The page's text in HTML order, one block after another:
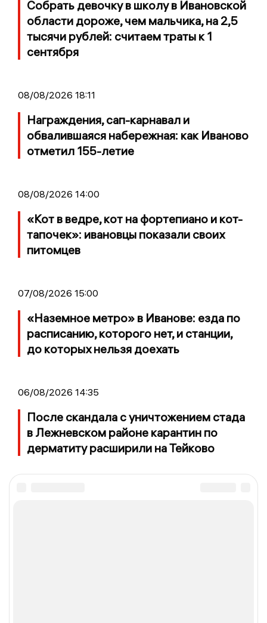
Собрать девочку в школу в Ивановской
области дороже, чем мальчика, на 2,5
тысячи рублей: считаем траты к 1
сентября
08/08/2026 18:11
Награждения, сап-карнавал и
обвалившаяся набережная: как Иваново
отметил 155-летие
08/08/2026 14:00
«Кот в ведре, кот на фортепиано и кот-
тапочек»: ивановцы показали своих
питомцев
07/08/2026 15:00
«Наземное метро» в Иванове: езда по
расписанию, которого нет, и станции,
до которых нельзя доехать
06/08/2026 14:35
После скандала с уничтожением стада
в Лежневском районе карантин по
дерматиту расширили на Тейково